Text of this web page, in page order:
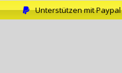
Unterstützen mit Paypal